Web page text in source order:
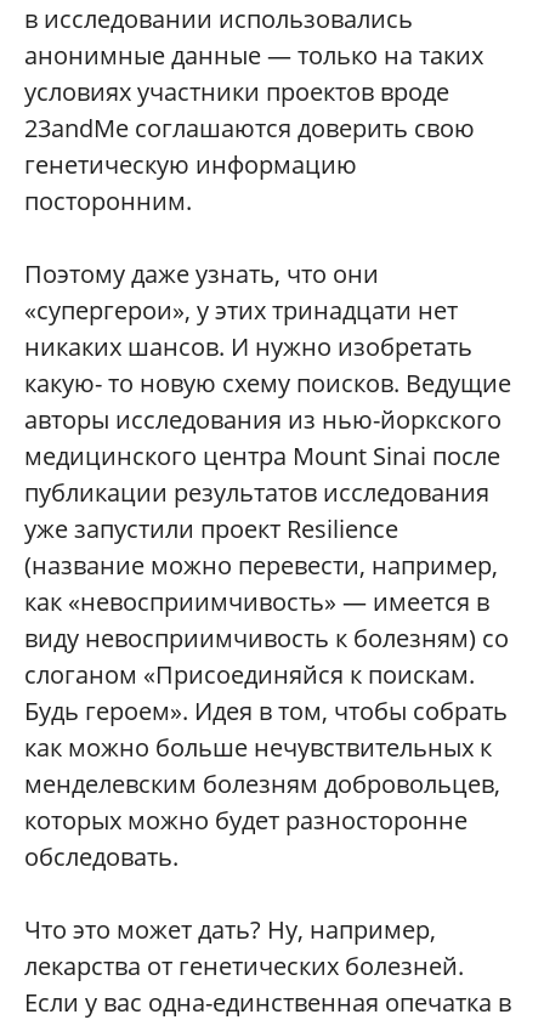
в исследовании использовались
анонимные данные — только на таких
условиях участники проектов вроде
23andMe соглашаются доверить свою
генетическую информацию
посторонним.
Поэтому даже узнать, что они
«супергерои», у этих тринадцати нет
никаких шансов. И нужно изобретать
какую- то новую схему поисков. Ведущие
авторы исследования из нью-йоркского
медицинского центра Mount Sinai после
публикации результатов исследования
уже запустили проект Resilience
(название можно перевести, например,
как «невосприимчивость» — имеется в
виду невосприимчивость к болезням) со
слоганом «Присоединяйся к поискам.
Будь героем». Идея в том, чтобы собрать
как можно больше нечувствительных к
менделевским болезням добровольцев,
которых можно будет разносторонне
обследовать.
Что это может дать? Ну, например,
лекарства от генетических болезней.
Если у вас одна-единственная опечатка в